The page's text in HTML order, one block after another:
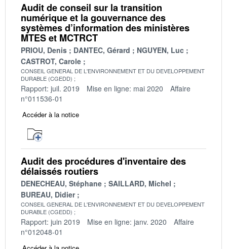
Audit de conseil sur la transition
numérique et la gouvernance des
systèmes d’information des ministères
MTES et MCTRCT
PRIOU, Denis DANTEC, Gérard
NGUYEN, Luc
CASTROT, Carole
CONSEIL GENERAL DE L'ENVIRONNEMENT ET DU DEVELOPPEMENT
DURABLE (CGEDD)
Rapport: juil. 2019 Mise en ligne: mai 2020
Affaire
n°011536-01
Accéder à la notice
Audit des procédures d'inventaire des
délaissés routiers
DENECHEAU, Stéphane
SAILLARD, Michel
BUREAU, Didier
CONSEIL GENERAL DE L'ENVIRONNEMENT ET DU DEVELOPPEMENT
DURABLE (CGEDD)
Rapport: juin 2019 Mise en ligne: janv. 2020
Affaire
n°012048-01